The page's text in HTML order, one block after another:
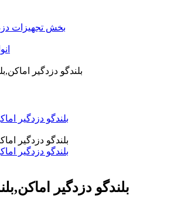
بخش تجهیزات
بلندگو دزدگیر
بلندگو دزدگیر